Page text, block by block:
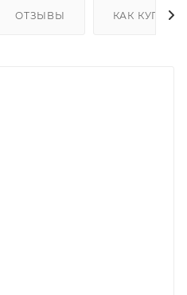
ОТЗЫВЫ КАК КУПИТЬ